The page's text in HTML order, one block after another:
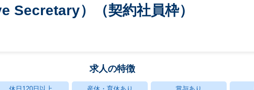
Secretary）（契約社員枠）
求人の特徴